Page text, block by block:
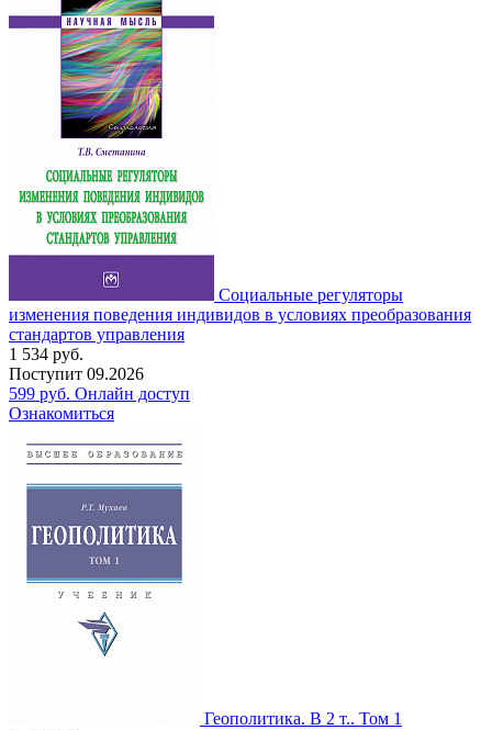
Социальные регуляторы
изменения поведения индивидов в условиях преобразования
стандартов управления
1 534 руб.
Поступит 09.2026
599 руб. Онлайн доступ
Ознакомиться
Геополитика. В 2 т.. Том 1